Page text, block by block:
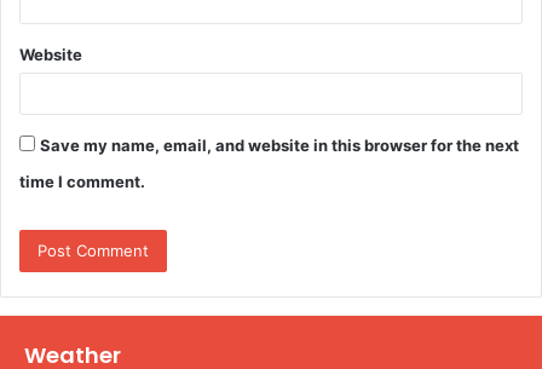
Website
Save my name, email, and website in this browser for the next
time I comment.
Weather